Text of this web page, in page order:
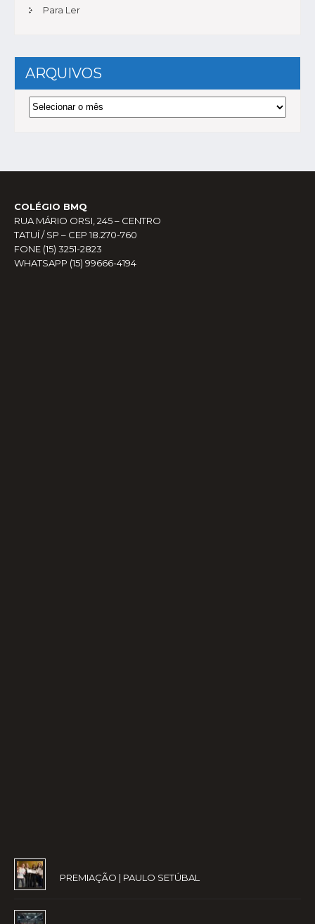
Para Ler
ARQUIVOS
Arquivos
COLÉGIO BMQ
RUA MÁRIO ORSI, 245 – CENTRO
TATUÍ / SP – CEP 18.270-760
FONE (15) 3251-2823
WHATSAPP (15) 99666-4194
PREMIAÇÃO | PAULO SETÚBAL